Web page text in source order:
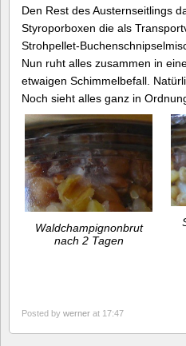
Den Rest des Austernseitlings
Styroporboxen die als
Strohpellet-
Nun ruht alles zusammen in
etwaigen Schimmelbefall.
Noch sieht alles ganz in
Waldchampignonbrut
nach 2 Tagen
Posted by werner at 17:47